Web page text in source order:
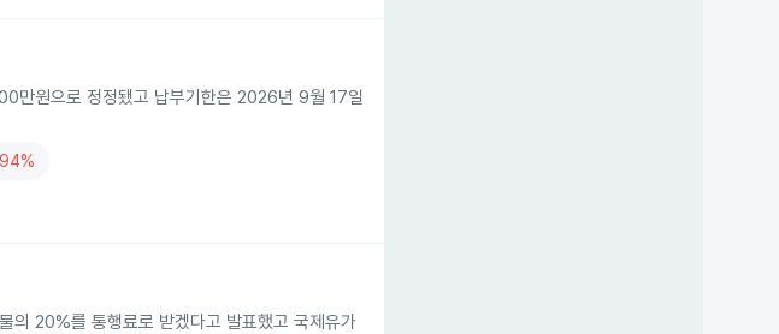
만원으로 정정됐고 납부기한은 2026년 9월 17일
의 20%를 통행료로 받겠다고 발표했고 국제유가